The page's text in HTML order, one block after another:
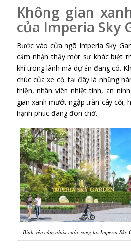
Không gian
của Imperia Sky
Bước vào cửa ngõ Imperia Sky
cảm nhận thấy một sự khác biệt
khí trong lành mà dự án đang có.
chúc của xe cộ, tại đây là những
thiện, nhân viên nhiệt tình, an
gian xanh mướt ngập tràn cây cối,
hạnh phúc đang đón chờ.
Bình yên cảm nhận cuộc sống tại Imperia Sky